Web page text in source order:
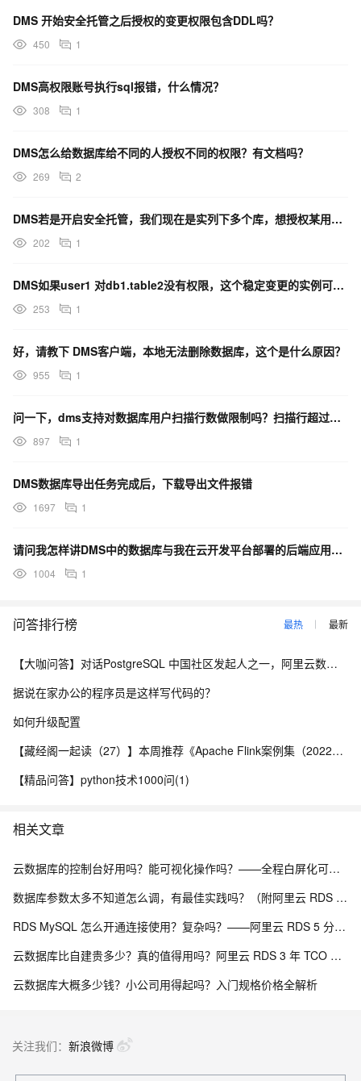
DMS 开始安全托管之后授权的变更权限包含DDL吗？
450 1
DMS高权限账号执行sql报错，什么情况？
308 1
DMS怎么给数据库给不同的人授权不同的权限？有文档吗？
269 2
DMS若是开启安全托管，我们现在是实列下多个库，想授权某用户指定对某库的读/写，这个怎么控制？
202 1
DMS如果user1 对db1.table2没有权限，这个稳定变更的实例可以做？
253 1
好，请教下 DMS客户端，本地无法删除数据库，这个是什么原因？
955 1
问一下，dms支持对数据库用户扫描行数做限制吗？扫描行超过设定的限制会断掉dql dml？
897 1
DMS数据库导出任务完成后，下载导出文件报错
1697 1
请问我怎样讲DMS中的数据库与我在云开发平台部署的后端应用进行连接呢？
1004 1
问答排行榜 最热 最新
【大咖问答】对话PostgreSQL 中国社区发起人之一，阿里云数据库高级专家 德哥
据说在家办公的程序员是这样写代码的？
如何升级配置
【藏经阁一起读（27）】本周推荐《Apache Flink案例集（2022版）》，你有哪些心得？
【精品问答】python技术1000问(1)
相关文章
云数据库的控制台好用吗？能可视化操作吗？——全程白屏化可视化运维实测
数据库参数太多不知道怎么调，有最佳实践吗？（附阿里云 RDS 参数模板 + DAS 智能调参方案）
RDS MySQL 怎么开通连接使用？复杂吗？——阿里云 RDS 5 分钟上手全流程
云数据库比自建贵多少？真的值得用吗？阿里云 RDS 3 年 TCO 全面对比分析
云数据库大概多少钱？小公司用得起吗？入门规格价格全解析
关注我们： 新浪微博